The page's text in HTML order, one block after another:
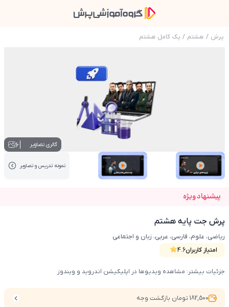
پرش / هشتم / پک کامل هشتم
پیشنهاد ویژه
گالری تصاویر 6
نمونه تدریس‌ و تصاویر
پرش جت پایه هشتم
امتیاز کاربران4.6
ریاضی، علوم، فارسی، عربی، زبان و اجتماعی
جزئیات بیشتر: مشاهده ویدیوها در اپلیکیشن اندروید و ویندوز
182,500 تومان بازگشت وجه